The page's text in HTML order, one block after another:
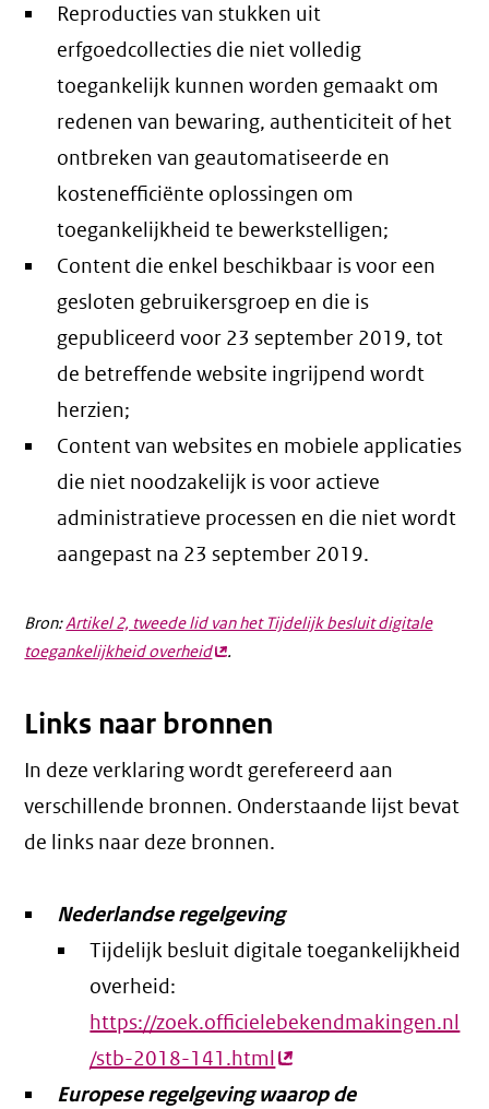
Reproducties van stukken uit
erfgoedcollecties die niet volledig
toegankelijk kunnen worden gemaakt om
redenen van bewaring, authenticiteit of het
ontbreken van geautomatiseerde en
kostenefficiënte oplossingen om
toegankelijkheid te bewerkstelligen;
Content die enkel beschikbaar is voor een
gesloten gebruikersgroep en die is
gepubliceerd voor 23 september 2019, tot
de betreffende website ingrijpend wordt
herzien;
Content van websites en mobiele applicaties
die niet noodzakelijk is voor actieve
administratieve processen en die niet wordt
aangepast na 23 september 2019.
Bron:Artikel 2, tweede lid van het Tijdelijk besluit digitale
toegankelijkheid overheid(externe
.
Links naar bronnen
In deze verklaring wordt gerefereerd aan
verschillende bronnen. Onderstaande lijst bevat
de links naar deze bronnen.
Nederlandse regelgeving
Tijdelijk besluit digitale toegankelijkheid
overheid:
https://zoek.officielebekendmakingen.nl
/stb-2018-141.html(externe
link)
Europese regelgeving waarop de